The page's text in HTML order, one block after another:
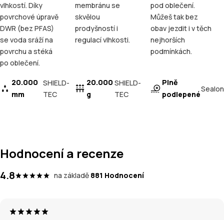
vlhkostí. Díky
povrchové úpravě
DWR (bez PFAS)
se voda sráží na
povrchu a stéká
po oblečení.
20.000
mm
SHIELD-
TEC
membránu se
skvělou
prodyšností i
regulací vlhkosti.
20.000
g
SHIELD-
TEC
pod oblečení.
Můžeš tak bez
obav jezdit i v těch
nejhorších
podmínkách.
Plně
podlepené
Sealon
Hodnocení a recenze
4.8 na základě 881 Hodnocení